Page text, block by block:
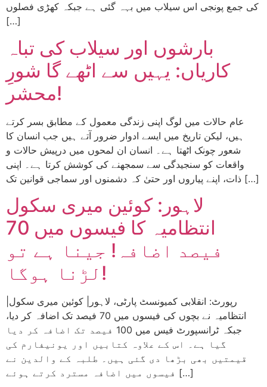
کی جمع پونجی اس سیلاب میں بہہ گئی ہے جبکہ کھڑی فصلوں
[…]
بارشوں اور سیلاب کی تباہ
کاریاں: یہیں سے اٹھے گا شورِ
محشر!
عام حالات میں لوگ اپنی زندگی معمول کے مطابق بسر کرتے
ہیں، لیکن تاریخ میں ایسے ادوار ضرور آتے ہیں جب انسان کا
شعور چونک اٹھتا ہے۔ انسان ان لمحوں میں درپیش حالات و
واقعات کو سنجیدگی سے سمجھنے کی کوشش کرتا ہے۔ اپنی
ذات، اپنے پیاروں اور حتیٰ کہ دشمنوں اور سماجی قوانین تک […]
لاہور: کوئین میری سکول
انتظامیہ کا فیسوں میں 70
فیصد اضافہ! جینا ہے تو
لڑنا ہوگا!
انتظامیہ نے بچوں کی فیسوں میں 70 فیصد تک اضافہ کر دیا،
جبکہ ٹرانسپورٹ فیس میں 100 فیصد تک اضافہ کر دیا
گیا ہے۔ اس کے علاوہ کتابیں اور یونیفارم کی
قیمتیں بھی بڑھا دی گئی ہیں۔ طلبہ کے والدین نے
فیسوں میں اضافہ مسترد کرتے ہوئے […]